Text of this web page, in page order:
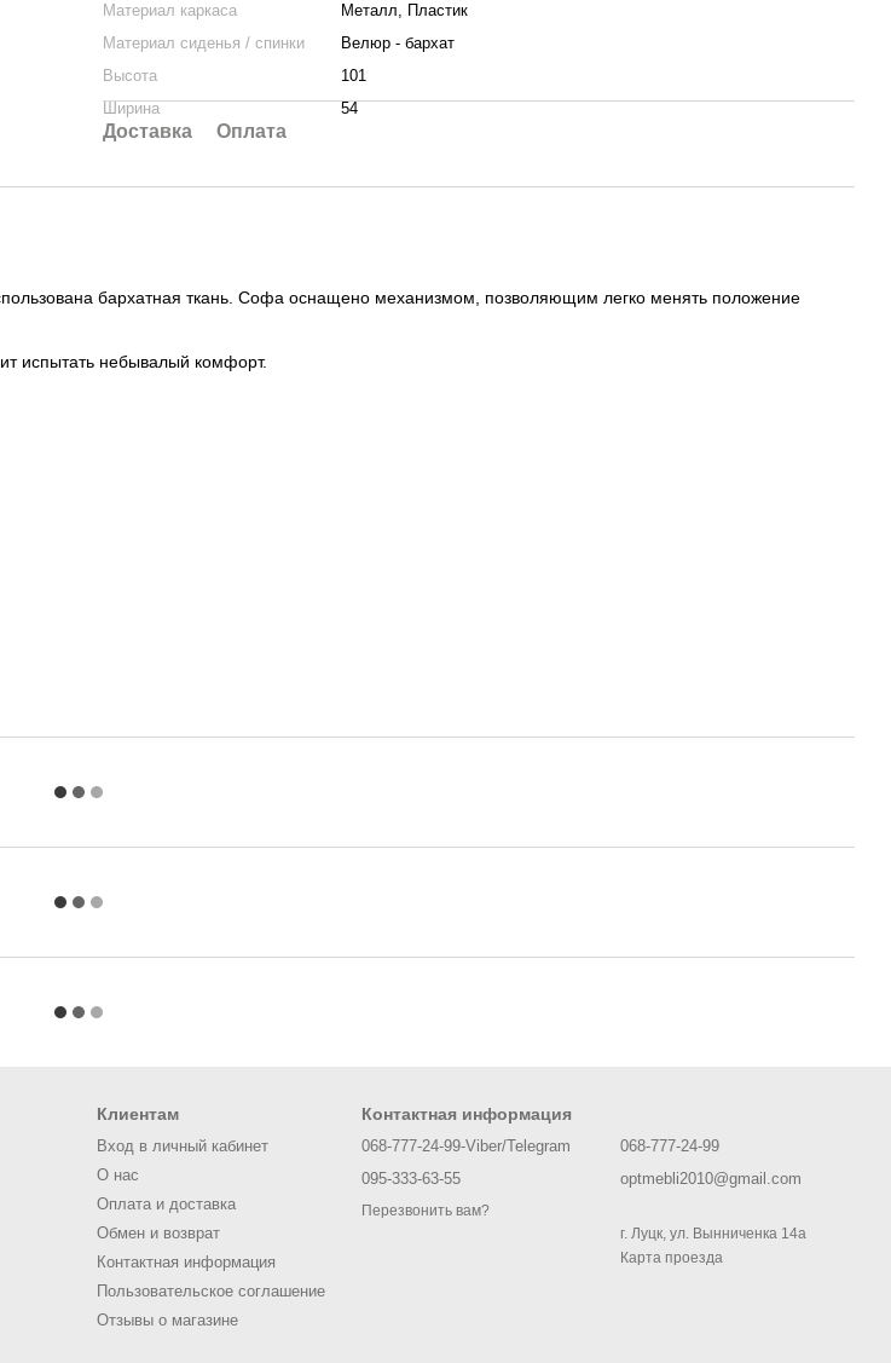
Материал каркаса
Металл, Пластик
Материал сиденья / спинки
Велюр - бархат
Высота
101
Ширина
54
Доставка Оплата
бархатная ткань. Софа оснащено механизмом, позволяющим легко менять положение
испытать небывалый комфорт.
Клиентам
Вход в личный кабинет
О нас
Оплата и доставка
Обмен и возврат
Контактная информация
Пользовательское соглашение
Отзывы о магазине
Контактная информация
068-777-24-99-Viber/Telegram
095-333-63-55
Перезвонить вам?
068-777-24-99
optmebli2010@gmail.com
г. Луцк, ул. Вынниченка 14а
Карта проезда